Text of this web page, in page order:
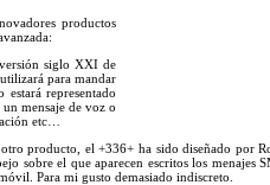
productos
siglo XXI de
para mandar
representado
mensaje de voz o
etc…
producto, el+336+ ha sido diseñado por
sobre el que aparecen escritos los menajes
Para mi gusto demasiado indiscreto.